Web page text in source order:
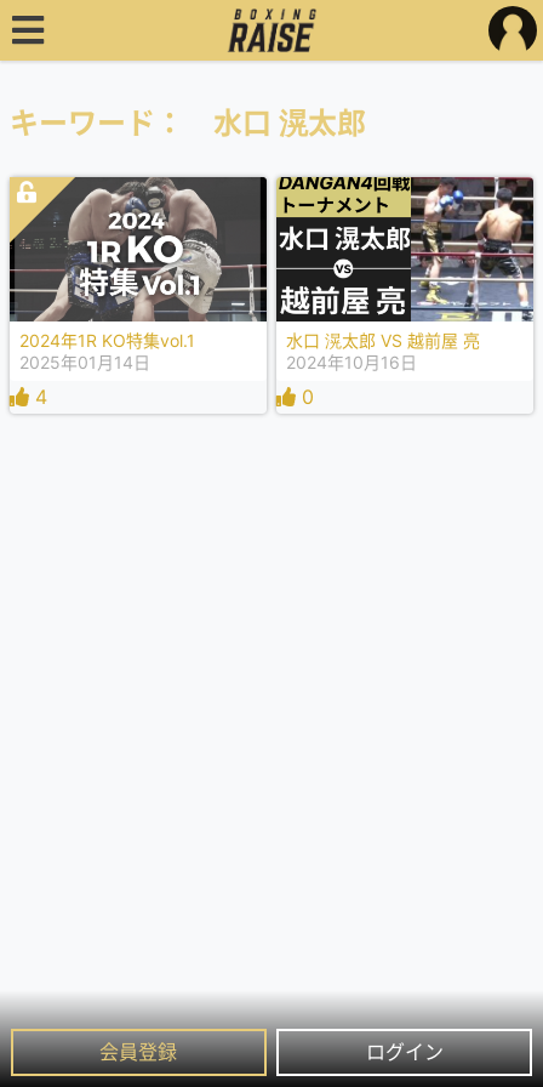
会員登録 ログイン
キーワード： 水口 滉太郎
2024年1R KO特集vol.1
2025年01月14日
4
水口 滉太郎 VS 越前屋 亮
2024年10月16日
0